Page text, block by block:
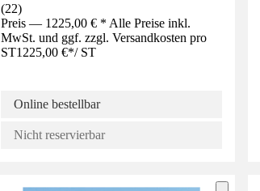
(22)
Preis — 1225,00 € * Alle Preise inkl.
MwSt. und ggf. zzgl. Versandkosten pro
ST1225,00 €*/ ST
Online bestellbar
Nicht reservierbar